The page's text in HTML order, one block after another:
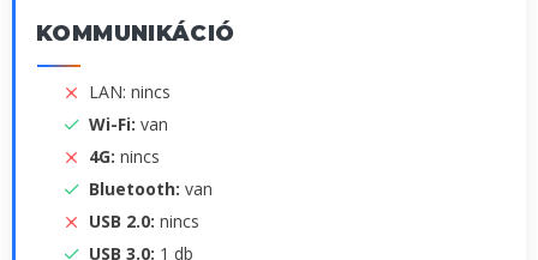
KOMMUNIKÁCIÓ
LAN: nincs
Wi-Fi: van
4G: nincs
Bluetooth: van
USB 2.0: nincs
USB 3.0: 1 db